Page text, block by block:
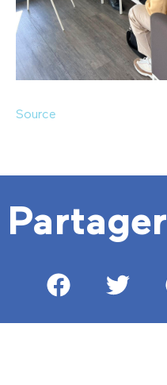
Source
Partager